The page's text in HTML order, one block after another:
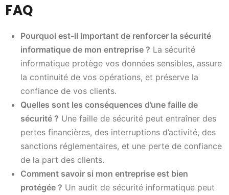
FAQ
Pourquoi est-il important de renforcer la sécurité
informatique de mon entreprise ? La sécurité
informatique protège vos données sensibles, assure
la continuité de vos opérations, et préserve la
confiance de vos clients.
Quelles sont les conséquences d’une faille de
sécurité ? Une faille de sécurité peut entraîner des
pertes financières, des interruptions d’activité, des
sanctions réglementaires, et une perte de confiance
de la part des clients.
Comment savoir si mon entreprise est bien
protégée ? Un audit de sécurité informatique peut